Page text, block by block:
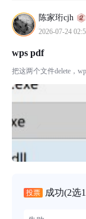
陈家珩cjh
2026-07-24
wps pdf
把这两个文件delete，
投票 成功(2选